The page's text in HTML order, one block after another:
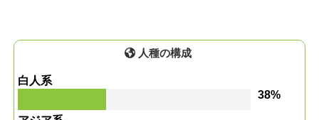
人種の構成
白人系
38%